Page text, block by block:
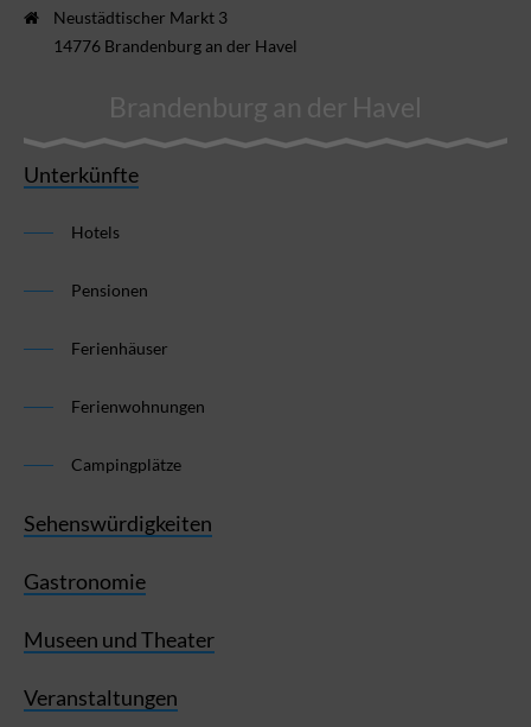
Neustädtischer Markt 3
14776 Brandenburg an der Havel
Brandenburg an der Havel
Unterkünfte
Hotels
Pensionen
Ferienhäuser
Ferienwohnungen
Campingplätze
Sehenswürdigkeiten
Gastronomie
Museen und Theater
Veranstaltungen